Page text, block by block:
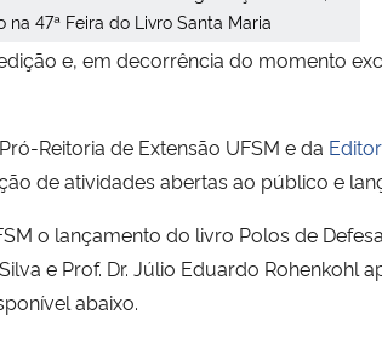
na 47ª Feira do Livro Santa Maria
e, em decorrência do momento
Reitoria de Extensão UFSM e da
de atividades abertas ao público e
o lançamento do livro Polos de
e Prof. Dr. Júlio Eduardo Rohenkohl
abaixo.